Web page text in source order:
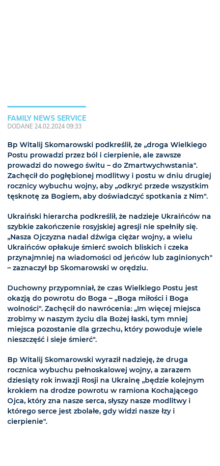
FAMILY NEWS SERVICE
DODANE 24.02.2024 09:33
Bp Witalij Skomarowski podkreślił, że „droga Wielkiego
Postu prowadzi przez ból i cierpienie, ale zawsze
prowadzi do nowego świtu – do Zmartwychwstania".
Zachęcił do pogłębionej modlitwy i postu w dniu drugiej
rocznicy wybuchu wojny, aby „odkryć przede wszystkim
tęsknotę za Bogiem, aby doświadczyć spotkania z Nim".
Ukraiński hierarcha podkreślił, że nadzieje Ukraińców na
szybkie zakończenie rosyjskiej agresji nie spełniły się.
„Nasza Ojczyzna nadal dźwiga ciężar wojny, a wielu
Ukraińców opłakuje śmierć swoich bliskich i czeka
przynajmniej na wiadomości od jeńców lub zaginionych"
– zaznaczył bp Skomarowski w orędziu.
Duchowny przypomniał, że czas Wielkiego Postu jest
okazją do powrotu do Boga – „Boga miłości i Boga
wolności". Zachęcił do nawrócenia: „Im więcej miejsca
zrobimy w naszym życiu dla Bożej łaski, tym mniej
miejsca pozostanie dla grzechu, który powoduje wiele
nieszczęść i sieje śmierć".
Bp Witalij Skomarowski wyraził nadzieję, że druga
rocznica wybuchu pełnoskalowej wojny, a zarazem
dziesiąty rok inwazji Rosji na Ukrainę „będzie kolejnym
krokiem na drodze powrotu w ramiona Kochającego
Ojca, który zna nasze serca, słyszy nasze modlitwy i
którego serce jest zbolałe, gdy widzi nasze łzy i
cierpienie".